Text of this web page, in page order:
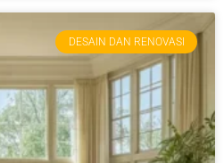
DESAIN DAN RENOVASI